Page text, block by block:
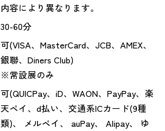
内容により異なります。
30-60分
可(VISA、MasterCard、JCB、AMEX、
銀聯、Diners Club)
※常設展のみ
可(QUICPay、iD、WAON、PayPay、楽
天ペイ、d払い、交通系ICカード(9種
類)、 メルペイ、 auPay、 Alipay、 ゆ